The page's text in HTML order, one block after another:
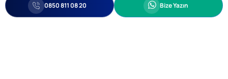
0850 811 08 20 Whatsapp
Bize Yazın
0850 811 08 20